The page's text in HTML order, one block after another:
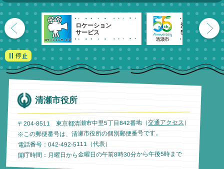
ロケーション
サービス
清瀬市
55周年記念
清瀬市役所
〒204-8511 東京都清瀬市中里5丁目842番地（交通アクセス ）
※この郵便番号は、清瀬市役所の個別郵便番号です。
電話番号：042-492-5111（代表）
開庁時間：月曜日から金曜日の午前8時30分から午後5時まで